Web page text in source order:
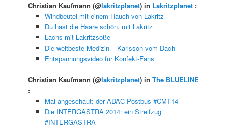
Christian Kaufmann(@lakritzplanet) in Lakritzplanet :
Windbeutel mit einem Hauch von Lakritz
Du hast die Haare schön, mit Lakritz
Lachs mit Lakritzsoße
Die weltbeste Medizin – Karlsson vom Dach
Entspannungsvideo für Konfekt-Fans
Christian Kaufmann(@lakritzplanet) inThe BLUELINE
:
Mal angeschaut: der ADAC Postbus #CMT14
Die INTERGASTRA 2014: ein Streifzug
#INTERGASTRA